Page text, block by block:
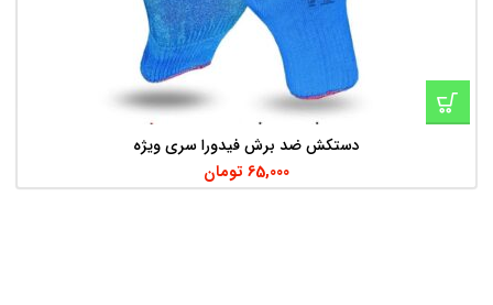
دستکش ضد برش فیدورا سری ویژه
65,000 تومان